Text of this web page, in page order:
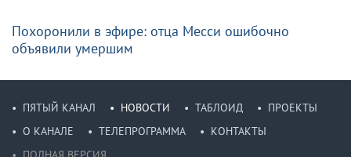
Похоронили в эфире: отца Месси ошибочно
объявили умершим
ПЯТЫЙ КАНАЛ НОВОСТИ ТАБЛОИД
ПРОЕКТЫ
О КАНАЛЕ
ТЕЛЕПРОГРАММА
КОНТАКТЫ